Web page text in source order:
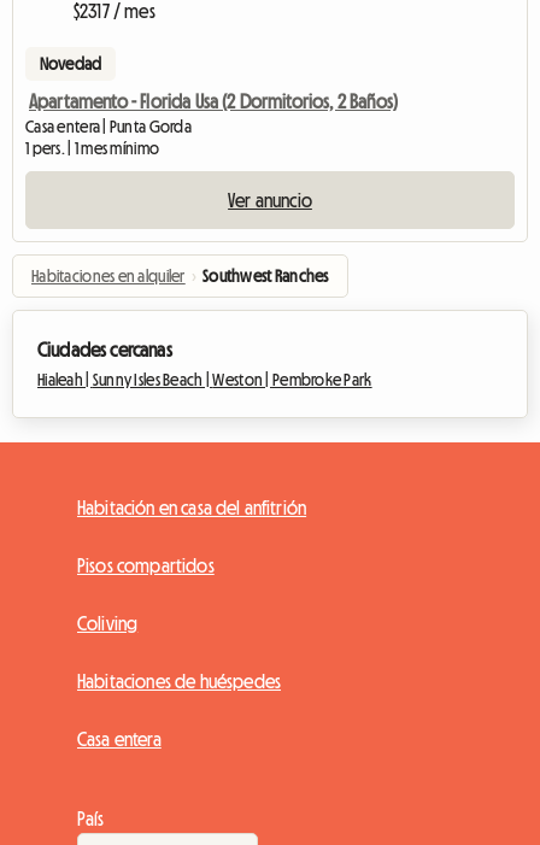
$2317 / mes
Novedad
Apartamento - Florida Usa (2 Dormitorios, 2 Baños)
Casa entera | Punta Gorda
1 pers. | 1 mes mínimo
Ver anuncio
Habitaciones en alquiler › Southwest Ranches
Ciudades cercanas
Hialeah | Sunny Isles Beach |Weston | Pembroke Park
Habitación en casa del anfitrión
Pisos compartidos
Coliving
Habitaciones de huéspedes
Casa entera
País